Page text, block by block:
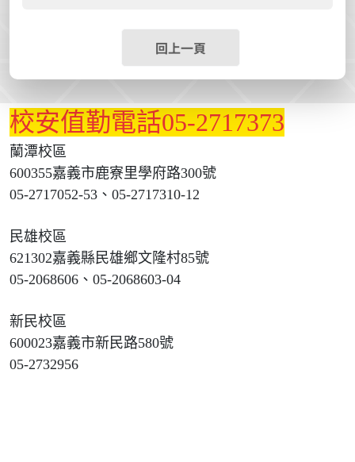
回上一頁
校安值勤電話05-2717373
蘭潭校區
600355嘉義市鹿寮里學府路300號
05-2717052-53、05-2717310-12
民雄校區
621302嘉義縣民雄鄉文隆村85號
05-2068606、05-2068603-04
新民校區
600023嘉義市新民路580號
05-2732956